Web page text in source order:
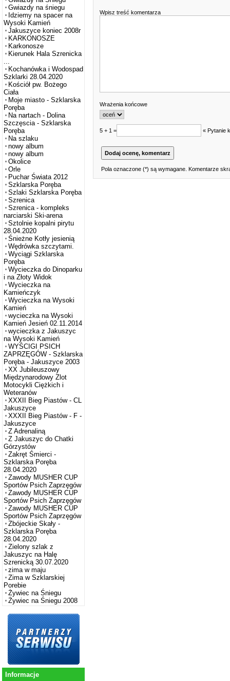
Gwiazdy na śniegu
Idziemy na spacer na
Wysoki Kamień
Jakuszyce koniec 2008r
KARKONOSZE
Karkonosze
Kierunek Hala Szrenicka
...
Kochanówka i Wodospad
Szklarki 28.04.2020
Kościół pw. Bożego
Ciała
Moje miasto - Szklarska
Poręba
Na nartach - Dolina
Szczęscia - Szklarska
Poręba
Na szlaku
nowy album
nowy album
Okolice
Orle
Puchar Świata 2012
Szklarska Poręba
Szlaki Szklarska Poręba
Szrenica
Szrenica - kompleks
narciarski Ski-arena
Sztolnie kopalni pirytu
28.04.2020
Śnieżne Kotły jesienią
Wędrówka szczytami.
Wyciągi Szklarska
Poręba
Wycieczka do Dinoparku
i na Złoty Widok
Wycieczka na
Kamieńczyk
Wycieczka na Wysoki
Kamień
wycieczka na Wysoki
Kamień Jesień 02.11.2014
wycieczka z Jakuszyc
na Wysoki Kamień
WYŚCIGI PSICH
ZAPRZĘGÓW - Szklarska
Poręba - Jakuszyce 2003
XX Jubileuszowy
Międzynarodowy Zlot
Motocykli Ciężkich i
Weteranów
XXXII Bieg Piastów - CL
Jakuszyce
XXXII Bieg Piastów - F -
Jakuszyce
Z Adrenaliną
Z Jakuszyc do Chatki
Górzystów
Zakręt Śmierci -
Szklarska Poręba
28.04.2020
Zawody MUSHER CUP
Sportów Psich Zaprzęgów
Zawody MUSHER CUP
Sportów Psich Zaprzęgów
Zawody MUSHER CUP
Sportów Psich Zaprzęgów
Zbójeckie Skały -
Szklarska Poręba
28.04.2020
Zielony szlak z
Jakuszyc na Halę
Szrenicką 30.07.2020
zima w maju
Zima w Szklarskiej
Porebie
Żywiec na Śniegu
Żywiec na Śniegu 2008
Informacje
Wpisz treść komentarza
Wrażenia końcowe
5 + 1 = « Pytanie
Pola oznaczone (*) są wymagane. Komentarze